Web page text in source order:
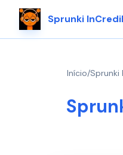
Sprunki
Início/Sprunki